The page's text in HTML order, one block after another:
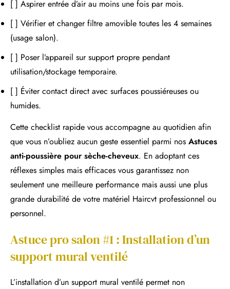
[ ] Aspirer entrée d’air au moins une fois par mois.
[ ] Vérifier et changer filtre amovible toutes les 4 semaines
(usage salon).
[ ] Poser l’appareil sur support propre pendant
utilisation/stockage temporaire.
[ ] Éviter contact direct avec surfaces poussiéreuses ou
humides.
Cette checklist rapide vous accompagne au quotidien afin
que vous n’oubliez aucun geste essentiel parmi nos Astuces
anti-poussière pour sèche-cheveux. En adoptant ces
réflexes simples mais efficaces vous garantissez non
seulement une meilleure performance mais aussi une plus
grande durabilité de votre matériel Haircvt professionnel ou
personnel.
Astuce pro salon #1 : Installation d’un
support mural ventilé
L’installation d’un support mural ventilé permet non